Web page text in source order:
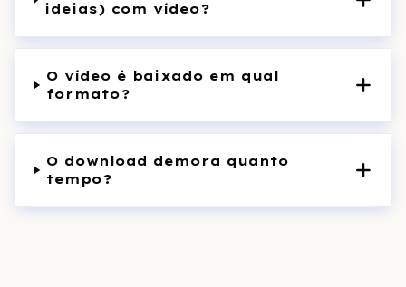
ideias) com vídeo?
O vídeo é baixado em qual
formato?
O download demora quanto
tempo?